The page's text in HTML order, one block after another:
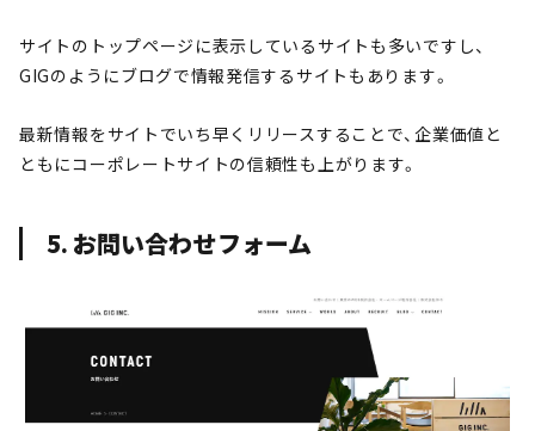
サイトのトップページに表示しているサイトも多いですし、
GIGのようにブログで情報発信するサイトもあります。
最新情報をサイトでいち早くリリースすることで、企業価値と
ともにコーポレートサイトの信頼性も上がります。
5. お問い合わせフォーム